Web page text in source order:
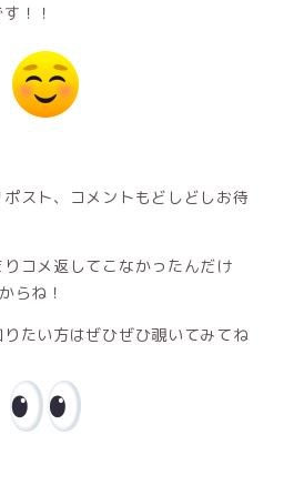
！！
スト、コメントもどしどしお待
コメ返してこなかったんだけ
らね！
たい方はぜひぜひ覗いてみてね